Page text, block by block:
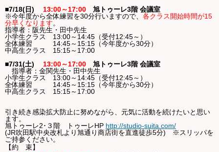
■7/18(日) 13:00～17:00 旭トゥーレ3階 会議室
※今年度から全体練習を30分行いますので、 各クラス開始時間が15
分早くなります。
指導者：阪先生・田中先生
小学生クラス 13:00～14:45（受付12:45～）
全体練習 14:45～15:15（今年度から30分）
中高生クラス 15:15～17:00
■7/31(土) 13:00～17:00 旭トゥーレ3階 会議室
指導者：金関先生・田中先生
小学生クラス 13:00～14:45（受付12:45～）
全体練習 14:45～15:15（今年度から30分）
中高生クラス 15:15～17:00
引き続き感染拡大防止に努めながら、元気に活動を続けたいと思い
ます。
旭トゥーレ2･３階 トゥーレHP http://studio-suita.com/
(JR吹田駅中央改札より旭通り商店街を直進徒歩5分) ※スリッパを
ご持参ください。
【約 束】